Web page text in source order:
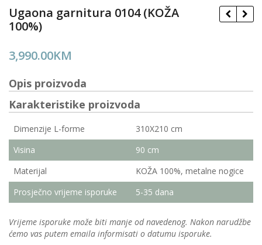
Ugaona garnitura 0104 (KOŽA
100%)
3,990.00KM
Opis proizvoda
Karakteristike proizvoda
Dimenzije L-forme
310X210 cm
Visina
90 cm
Materijal
KOŽA 100%, metalne nogice
Prosječno vrijeme isporuke
5-35 dana
Vrijeme isporuke može biti manje od navedenog. Nakon narudžbe
ćemo vas putem emaila informisati o datumu isporuke.